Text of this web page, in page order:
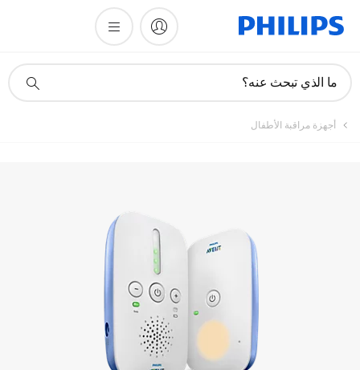
دعم
ما الذي تبحث عنه؟
أجهزة مراقبة الأطفال
تسجيل المنتج